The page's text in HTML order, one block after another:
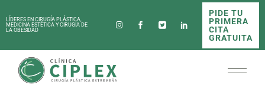
to
theLÍDERES EN CIRUGÍA PLÁSTICA,
MEDICINA ESTÉTICA Y CIRUGÍA DE
LA OBESIDAD
PIDE TU
PRIMERA
CITA
GRATUITA